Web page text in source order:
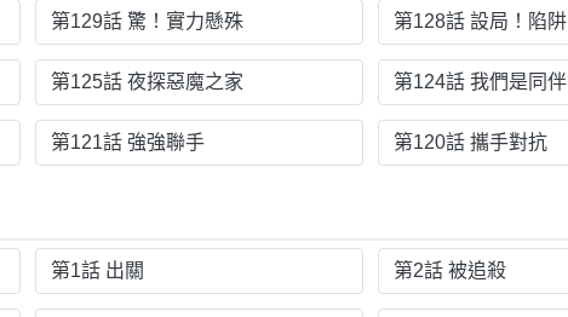
第129話 驚！實力懸殊 第128話 設局！陷阱
第125話 夜探惡魔之家 第124話 我們是同伴
第121話 強強聯手 第120話 攜手對抗
第1話 出關 第2話 被追殺